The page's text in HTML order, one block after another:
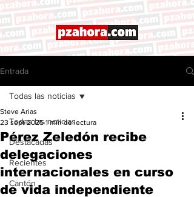
Entrada
Todas las noticias
Destacadas
Recientes
Cantón
Todas las noticias
Pérez Zeledón recibe
delegaciones
internacionales en curso
de vida independiente
Steve Arias
23 sept 2025 1 min de lectura